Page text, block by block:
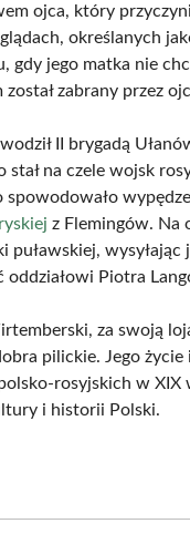
ojca, który
określanych
gdy jego matka nie
zabrany przez
II brygadą
na czele wojsk
spowodowało
z Flemingów. Na
puławskiej, wysyłając
oddziałowi Piotra
za swoją
pilickie. Jego życie
rosyjskich w XIX
i historii Polski.